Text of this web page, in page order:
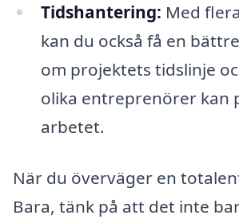
Tidshantering: Med
kan du också få en
om projektets tidslinje
olika entreprenörer kan
arbetet.
När du överväger en
Bara, tänk på att det inte